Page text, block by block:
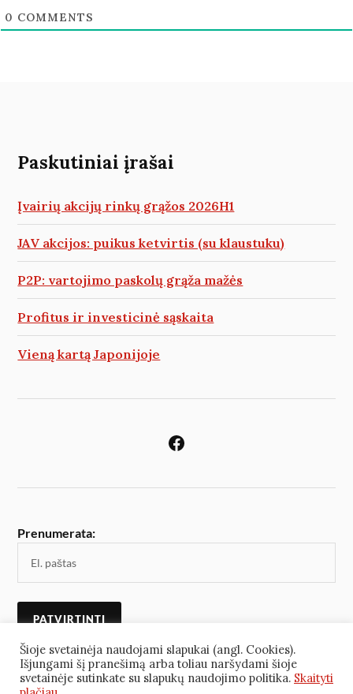
0 COMMENTS
Paskutiniai įrašai
Įvairių akcijų rinkų grąžos 2026H1
JAV akcijos: puikus ketvirtis (su klaustuku)
P2P: vartojimo paskolų grąža mažės
Profitus ir investicinė sąskaita
Vieną kartą Japonijoje
Prenumerata:
Šioje svetainėja naudojami slapukai (angl. Cookies).
Išjungami šį pranešimą arba toliau naršydami šioje
svetainėje sutinkate su slapukų naudojimo politika. Skaityti